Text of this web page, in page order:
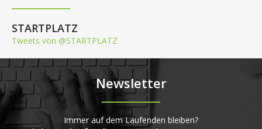
STARTPLATZ
Tweets von @STARTPLATZ
Newsletter
Immer auf dem Laufenden bleiben?